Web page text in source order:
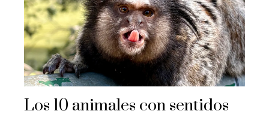
Los 10 animales con sentidos